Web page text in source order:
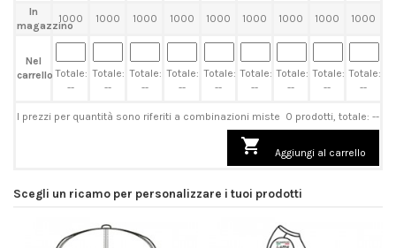
In
magazzino
1000 1000 1000 1000 1000 1000 1000 1000 1000
Nel
carrello Totale:
--
Totale:
--
Totale:
--
Totale:
--
Totale:
--
Totale:
--
Totale:
--
Totale:
--
Totale:
--
I prezzi per quantità sono riferiti a combinazioni miste 0 prodotti, totale: --
 Aggiungi al carrello
Scegli un ricamo per personalizzare i tuoi prodotti